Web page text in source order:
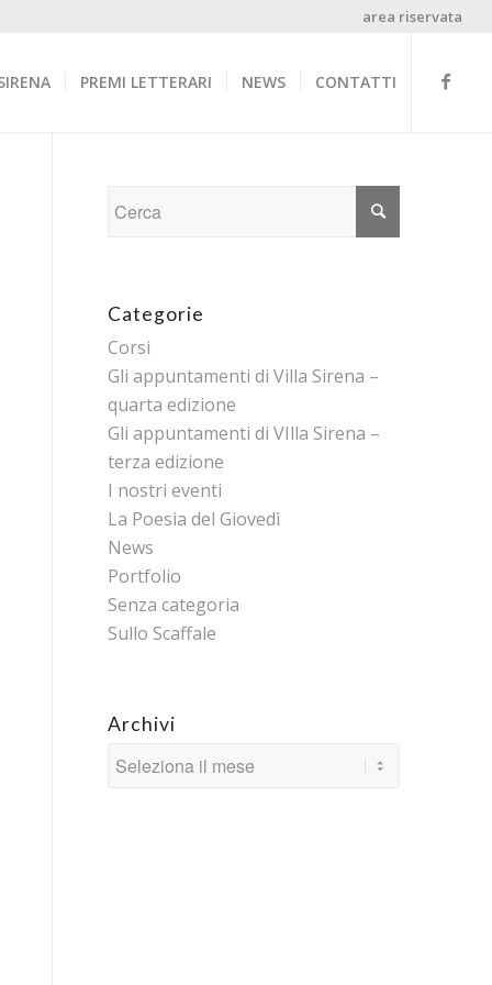
area riservata
PREMI LETTERARI NEWS CONTATTI
Categorie
Corsi
Gli appuntamenti di Villa Sirena –
quarta edizione
Gli appuntamenti di VIlla Sirena –
terza edizione
I nostri eventi
La Poesia del Giovedì
News
Portfolio
Senza categoria
Sullo Scaffale
Archivi